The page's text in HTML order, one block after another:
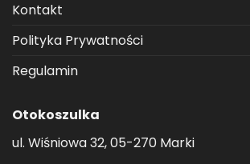
Kontakt
Polityka Prywatności
Regulamin
Otokoszulka
ul. Wiśniowa 32, 05-270 Marki